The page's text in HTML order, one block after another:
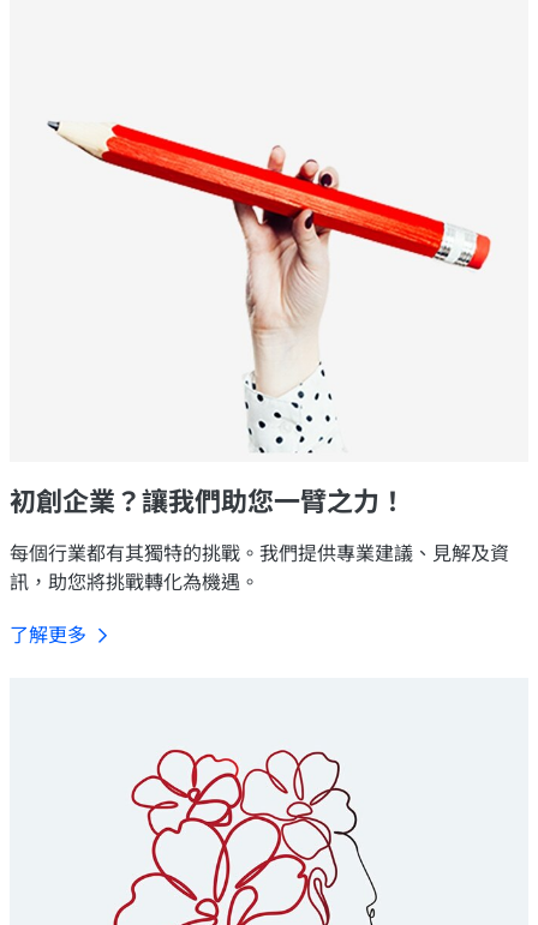
初創企業？讓我們助您一臂之力！
每個行業都有其獨特的挑戰。我們提供專業建議、見解及資
訊，助您將挑戰轉化為機遇。
了解更多